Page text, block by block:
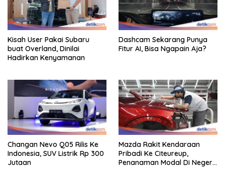
Kisah User Pakai Subaru
buat Overland, Dinilai
Hadirkan Kenyamanan
Dashcam Sekarang Punya
Fitur AI, Bisa Ngapain Aja?
Changan Nevo Q05 Rilis Ke
Indonesia, SUV Listrik Rp 300
Jutaan
Mazda Rakit Kendaraan
Pribadi Ke Citeureup,
Penanaman Modal Di Negeri